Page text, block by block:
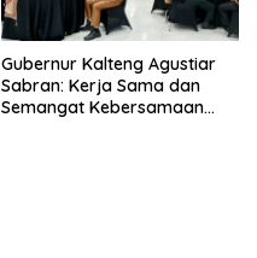
Gubernur Kalteng Agustiar
Sabran: Kerja Sama dan
Semangat Kebersamaan